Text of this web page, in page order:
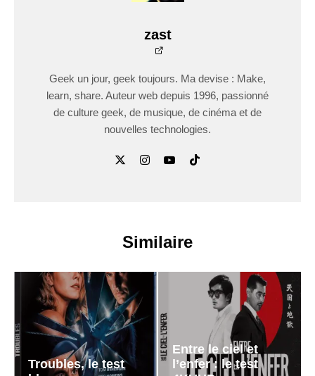
zast
Geek un jour, geek toujours. Ma devise : Make,
learn, share. Auteur web depuis 1996, passionné
de culture geek, de musique, de cinéma et de
nouvelles technologies.
Similaire
Troubles, le test
Entre le ciel et
l’enfer : le test